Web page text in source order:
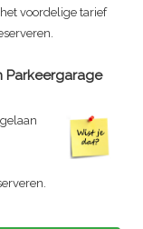
voordelige tarief
Parkeergarage